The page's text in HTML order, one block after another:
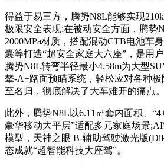
得益于易三方，腾势N8L能够实现
极限安全表现;在被动安全方面，腾势
2000MPa材质，搭配混动CTB电池车
囊等打造“超安全家庭大六座”，是用
腾势N8L转弯半径最小4.58m为大型
辇-A+路面预瞄系统，轻松应对各种极
至名归，彻底解决了大车难开的痛点。
此外，腾势N8L以6.11㎡套内面积、
豪华移动大平层”适配多元家庭场景;AI
模型，天神之眼 B-辅助驾驶激光版
态成就“超智能科技大座驾”。